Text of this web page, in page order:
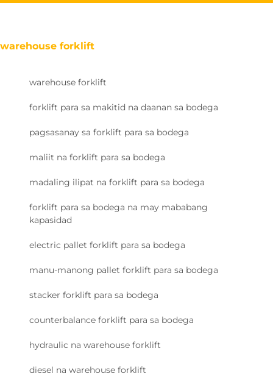
warehouse forklift
warehouse forklift
forklift para sa makitid na daanan sa bodega
pagsasanay sa forklift para sa bodega
maliit na forklift para sa bodega
madaling ilipat na forklift para sa bodega
forklift para sa bodega na may mababang
kapasidad
electric pallet forklift para sa bodega
manu-manong pallet forklift para sa bodega
stacker forklift para sa bodega
counterbalance forklift para sa bodega
hydraulic na warehouse forklift
diesel na warehouse forklift